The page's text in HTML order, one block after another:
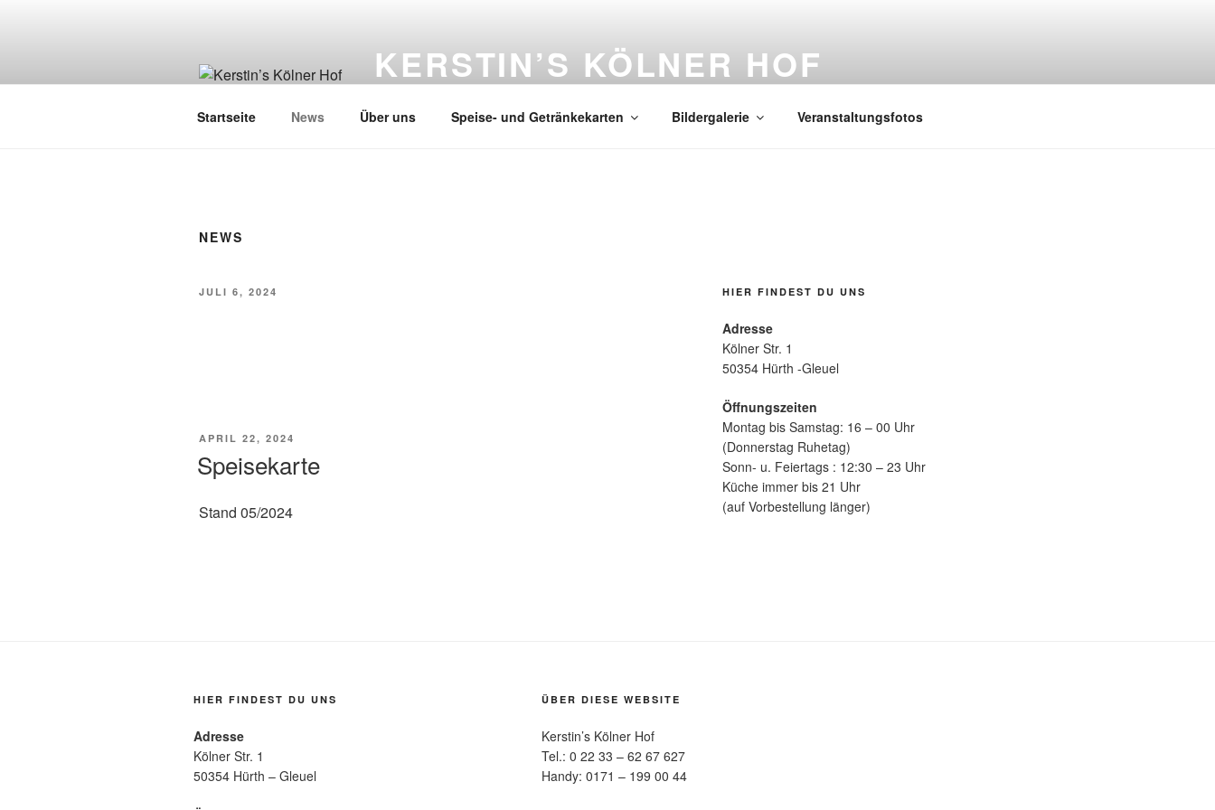
KERSTIN’S KÖLNER HOF
Startseite News Über uns Speise- und Getränkekarten Bildergalerie Veranstaltungsfotos
NEWS
VERÖFFENTLICHT
JULI 6, 2024
VERÖFFENTLICHT
APRIL 22, 2024
Speisekarte
Stand 05/2024
HIER FINDEST DU UNS
Adresse
Kölner Str. 1
50354 Hürth -Gleuel
Öffnungszeiten
Montag bis Samstag: 16 – 00 Uhr
(Donnerstag Ruhetag)
Sonn- u. Feiertags : 12:30 – 23 Uhr
Küche immer bis 21 Uhr
(auf Vorbestellung länger)
HIER FINDEST DU UNS
Adresse
Kölner Str. 1
50354 Hürth – Gleuel
ÜBER DIESE WEBSITE
Kerstin’s Kölner Hof
Tel.: 0 22 33 – 62 67 627
Handy: 0171 – 199 00 44